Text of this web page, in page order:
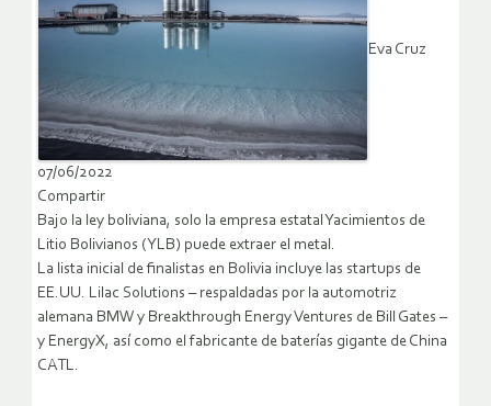
Eva Cruz
07/06/2022
Compartir
Bajo la ley boliviana, solo la empresa estatal Yacimientos de
Litio Bolivianos (YLB) puede extraer el metal.
La lista inicial de finalistas en Bolivia incluye las startups de
EE.UU. Lilac Solutions – respaldadas por la automotriz
alemana BMW y Breakthrough Energy Ventures de Bill Gates –
y EnergyX, así como el fabricante de baterías gigante de China
CATL.